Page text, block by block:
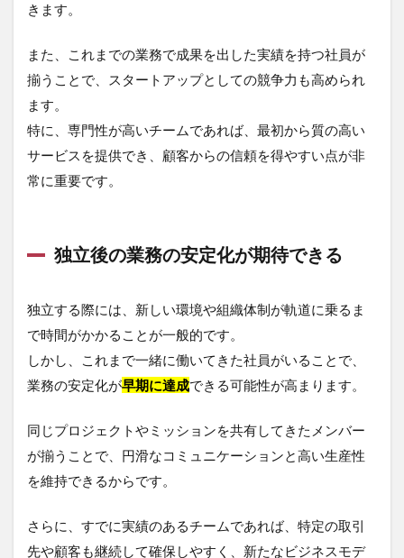
きます。
また、これまでの業務で成果を出した実績を持つ社員が
揃うことで、スタートアップとしての競争力も高められ
ます。
特に、専門性が高いチームであれば、最初から質の高い
サービスを提供でき、顧客からの信頼を得やすい点が非
常に重要です。
独立後の業務の安定化が期待できる
独立する際には、新しい環境や組織体制が軌道に乗るま
で時間がかかることが一般的です。
しかし、これまで一緒に働いてきた社員がいることで、
業務の安定化が早期に達成できる可能性が高まります。
同じプロジェクトやミッションを共有してきたメンバー
が揃うことで、円滑なコミュニケーションと高い生産性
を維持できるからです。
さらに、すでに実績のあるチームであれば、特定の取引
先や顧客も継続して確保しやすく、新たなビジネスモデ